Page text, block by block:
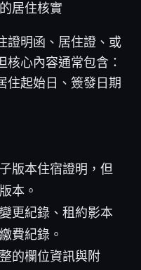
居住核實
證明函、居住證、或
心內容通常包含：
住起始日、簽發日期
版本住宿證明，但
本。
更紀錄、租約影本
費紀錄。
的欄位資訊與附